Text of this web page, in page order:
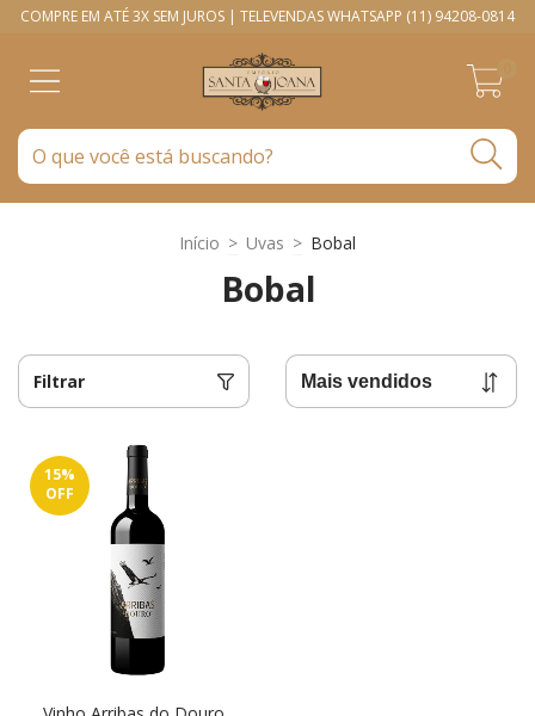
COMPRE EM ATÉ 3X SEM JUROS | TELEVENDAS WHATSAPP (11) 94208-0814
Início > Uvas > Bobal
Bobal
Filtrar
15%
OFF